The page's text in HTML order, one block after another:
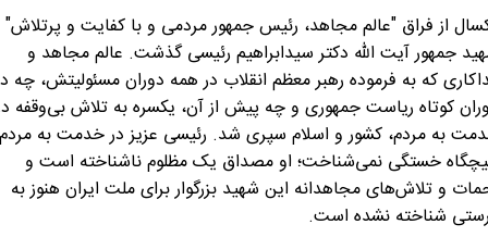
از فراق "عالم مجاهد، رئیس جمهور مردمی و با کفایت و پرتلاش"
جمهور آیت الله دکتر سیدابراهیم رئیسی گذشت. عالم مجاهد و
که به فرموده رهبر معظم انقلاب در همه دوران مسئولیتش، چه
کوتاه ریاست جمهوری و چه پیش از آن، یکسره به تلاش بی‌وقفه
به مردم، کشور و اسلام سپری شد. رئیسی عزیز در خدمت به مردم
خستگی نمی‌شناخت؛ او مصداق یک مظلوم ناشناخته است و
و تلاش‌های مجاهدانه این شهید بزرگوار برای ملت ایران هنوز به
شناخته نشده است.